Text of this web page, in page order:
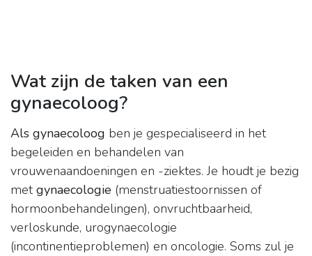
Wat zijn de taken van een
gynaecoloog?
Als gynaecoloog ben je gespecialiseerd in het
begeleiden en behandelen van
vrouwenaandoeningen en -ziektes. Je houdt je bezig
metgynaecologie (menstruatiestoornissen of
hormoonbehandelingen), onvruchtbaarheid,
verloskunde, urogynaecologie
(incontinentieproblemen) en oncologie. Soms zul je